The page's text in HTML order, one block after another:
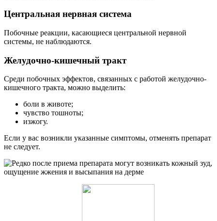
Центральная нервная система
Побочные реакции, касающиеся центральной нервной
системы, не наблюдаются.
Желудочно-кишечный тракт
Среди побочных эффектов, связанных с работой желудочно-
кишечного тракта, можно выделить:
боли в животе;
чувство тошноты;
изжогу.
Если у вас возникли указанные симптомы, отменять препарат
не следует.